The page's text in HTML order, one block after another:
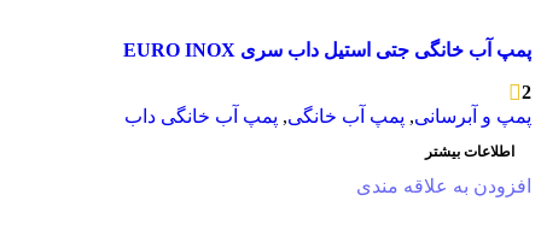
پمپ آب خانگی جتی استیل داب سری EURO INOX
2
پمپ و آبرسانی, پمپ آب خانگی, پمپ آب خانگی داب
اطلاعات بیشتر
افزودن به علاقه مندی